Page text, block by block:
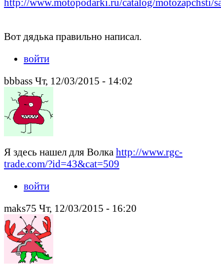
http://www.motopodarki.ru/catalog/
Вот дядька правильно написал.
войти
bbbass Чт, 12/03/2015 - 14:02
Я здесь нашел для Волка http://www.rgc-
trade.com/?id=43&cat=509
войти
maks75 Чт, 12/03/2015 - 16:20